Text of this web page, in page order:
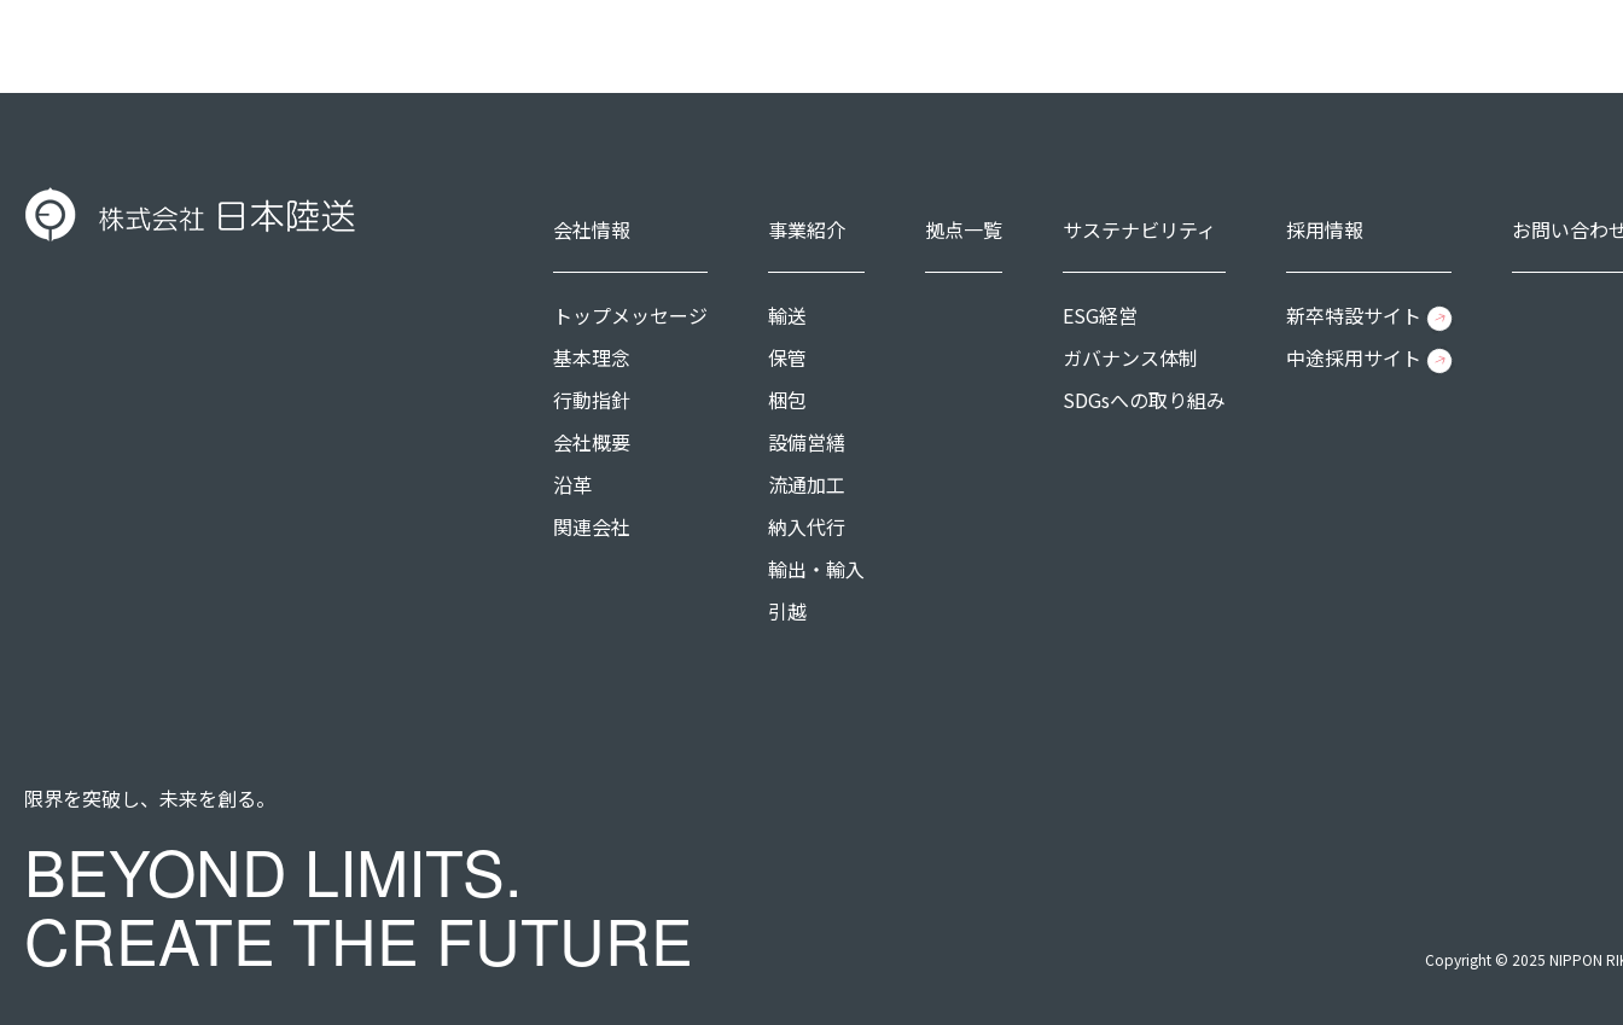
会社情報
トップメッセージ
基本理念
行動指針
会社概要
沿革
関連会社
事業紹介
輸送
保管
梱包
設備営繕
流通加工
納入代行
輸出・輸入
引越
拠点一覧 サステナビリティ
ESG経営
ガバナンス体制
SDGsへの取り組み
採用情報
新卒特設サイト
中途採用サイト
お問い合わ
限界を突破し、未来を創る。
BEYOND LIMITS.
CREATE THE FUTURE Copyright © 2025 NIPPON